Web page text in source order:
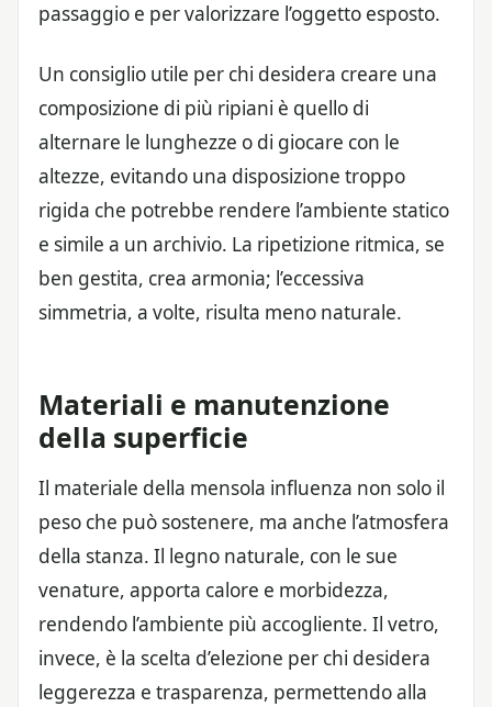
passaggio e per valorizzare l’oggetto esposto.
Un consiglio utile per chi desidera creare una
composizione di più ripiani è quello di
alternare le lunghezze o di giocare con le
altezze, evitando una disposizione troppo
rigida che potrebbe rendere l’ambiente statico
e simile a un archivio. La ripetizione ritmica, se
ben gestita, crea armonia; l’eccessiva
simmetria, a volte, risulta meno naturale.
Materiali e manutenzione
della superficie
Il materiale della mensola influenza non solo il
peso che può sostenere, ma anche l’atmosfera
della stanza. Il legno naturale, con le sue
venature, apporta calore e morbidezza,
rendendo l’ambiente più accogliente. Il vetro,
invece, è la scelta d’elezione per chi desidera
leggerezza e trasparenza, permettendo alla